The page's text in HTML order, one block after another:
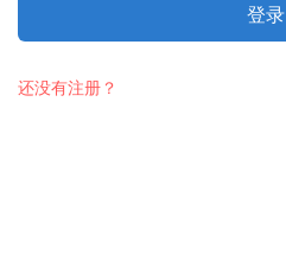
登录
还没有注册？